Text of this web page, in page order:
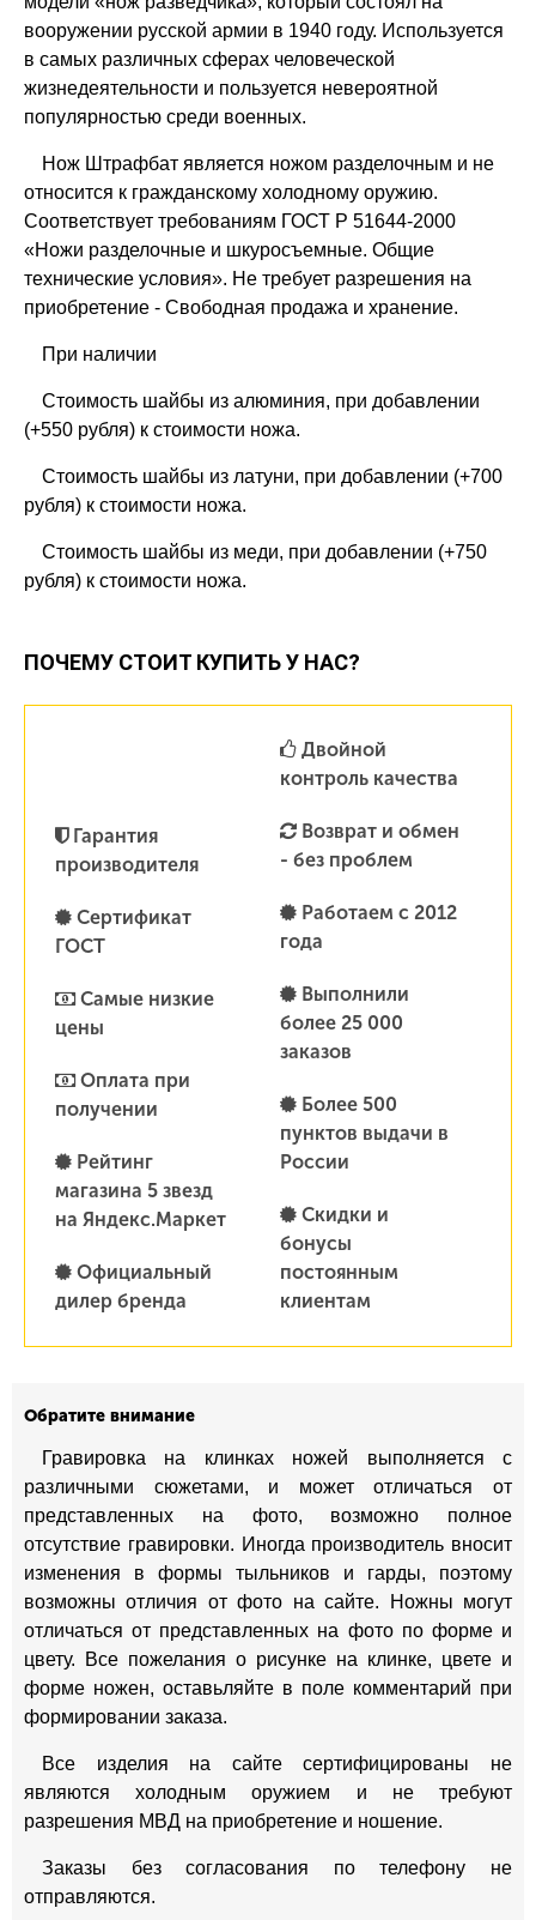
вооружении русской армии в 1940 году. Используется
в самых различных сферах человеческой
жизнедеятельности и пользуется невероятной
популярностью среди военных.
Нож Штрафбат является ножом разделочным и не
относится к гражданскому холодному оружию.
Соответствует требованиям ГОСТ Р 51644-2000
«Ножи разделочные и шкуросъемные. Общие
технические условия». Не требует разрешения на
приобретение - Свободная продажа и хранение.
При наличии
Стоимость шайбы из алюминия, при добавлении
(+550 рубля) к стоимости ножа.
Стоимость шайбы из латуни, при добавлении (+700
рубля) к стоимости ножа.
Стоимость шайбы из меди, при добавлении (+750
рубля) к стоимости ножа.
ПОЧЕМУ СТОИТ КУПИТЬ У НАС?
Гарантия
производителя
Сертификат
ГОСТ
Самые низкие
цены
Оплата при
получении
Рейтинг
магазина 5 звезд
на Яндекс.Маркет
Официальный
дилер бренда
Двойной
контроль качества
Возврат и обмен
- без проблем
Работаем с 2012
года
Выполнили
более 25 000
заказов
Более 500
пунктов выдачи в
России
Скидки и
бонусы
постоянным
клиентам
Обратите внимание
Гравировка на клинках ножей выполняется с
различными сюжетами, и может отличаться от
представленных на фото, возможно полное
отсутствие гравировки. Иногда производитель вносит
изменения в формы тыльников и гарды, поэтому
возможны отличия от фото на сайте. Ножны могут
отличаться от представленных на фото по форме и
цвету. Все пожелания о рисунке на клинке, цвете и
форме ножен, оставьляйте в поле комментарий при
формировании заказа.
Все изделия на сайте сертифицированы не
являются холодным оружием и не требуют
разрешения МВД на приобретение и ношение.
Заказы без согласования по телефону не
отправляются.